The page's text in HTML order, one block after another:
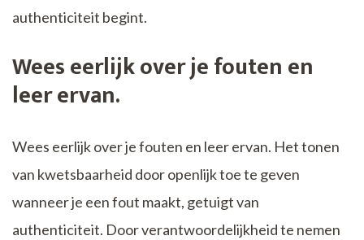
authenticiteit begint.
Wees eerlijk over je fouten en
leer ervan.
Wees eerlijk over je fouten en leer ervan. Het tonen
van kwetsbaarheid door openlijk toe te geven
wanneer je een fout maakt, getuigt van
authenticiteit. Door verantwoordelijkheid te nemen